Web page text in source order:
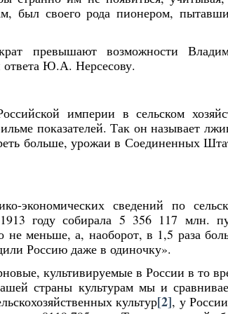
был своего рода пионером,
превышают возможности
ответа Ю.А. Нерсесову.
империи в сельском
показателей. Так он называет
больше, урожаи в Соединенных
экономических сведений по
году собирала 5 356 117 млн.
меньше, а, наоборот, в 1,5 раза
Россию даже в одиночку».
культивируемые в России в то
страны культурам мы и
культур[2], у
Янв Фев Мар
Янв Фев Мар
Янв Фев Мар
Янв Фев Мар
Янв Фев Мар
Янв Фев Мар
Янв Фев Мар
Янв Фев Мар